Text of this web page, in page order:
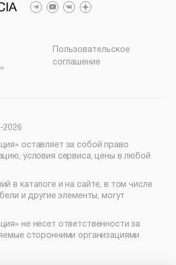
info@therestoracia.kz
Пользовательское
соглашение
2026
оставляет за собой право
условия сервиса, цены в любой
в каталоге и на сайте, в том числе
и другие элементы, могут
не несет ответственности за
сторонними организациями